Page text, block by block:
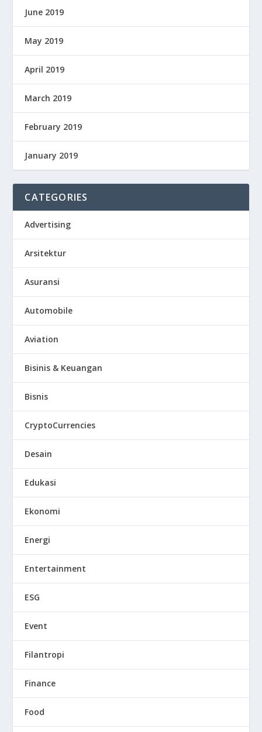
June 2019
May 2019
April 2019
March 2019
February 2019
January 2019
CATEGORIES
Advertising
Arsitektur
Asuransi
Automobile
Aviation
Bisinis & Keuangan
Bisnis
CryptoCurrencies
Desain
Edukasi
Ekonomi
Energi
Entertainment
ESG
Event
Filantropi
Finance
Food